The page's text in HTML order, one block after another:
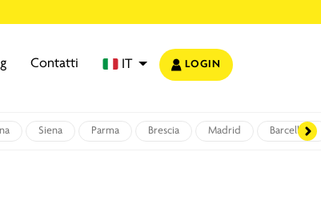
Contatti IT LOGIN
Siena Parma Brescia Madrid Barcellona